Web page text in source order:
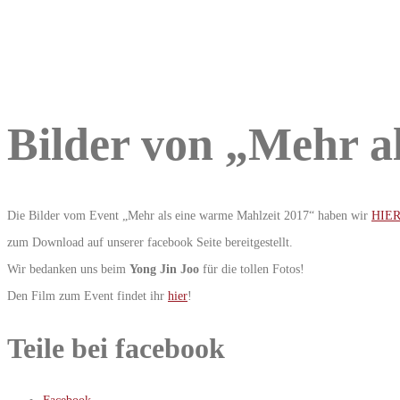
Bilder von „Mehr
Die Bilder vom Event „Mehr als eine warme Mahlzeit 2017“ haben wir
zum Download auf unserer facebook Seite bereitgestellt.
Wir bedanken uns beim Yong Jin Joo für die tollen Fotos!
Den Film zum Event findet ihr hier!
Teile bei facebook